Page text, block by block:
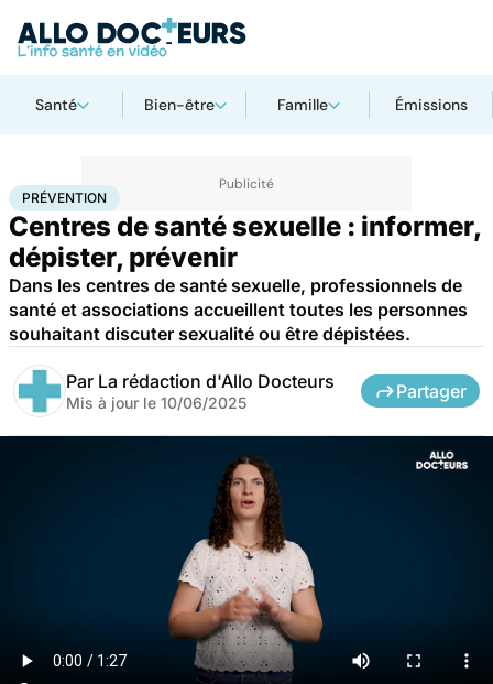
Santé Bien-être Famille Émissions
AccueilSantéSociété Santé publiquePrévention
PRÉVENTION
Centres de santé sexuelle : informer,
dépister, prévenir
Dans les centres de santé sexuelle, professionnels de
santé et associations accueillent toutes les personnes
souhaitant discuter sexualité ou être dépistées.
Par La rédaction d'Allo Docteurs
Mis à jour le 10/06/2025
Partager